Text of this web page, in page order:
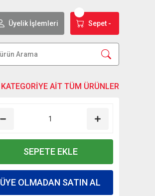
Üyelik İşlemleri Sepet -
SEPETE EKLE
ÜYE OLMADAN SATIN AL